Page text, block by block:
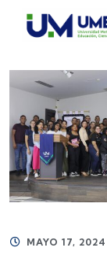
MAYO 17, 2024